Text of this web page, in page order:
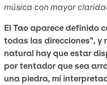
música con mayor
El Tao aparece definido
todas las direcciones”, y
natural hay que estar
por tentador que sea
una piedra, mi